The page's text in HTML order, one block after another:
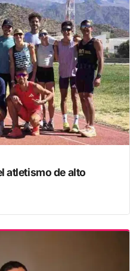
atletismo de alto